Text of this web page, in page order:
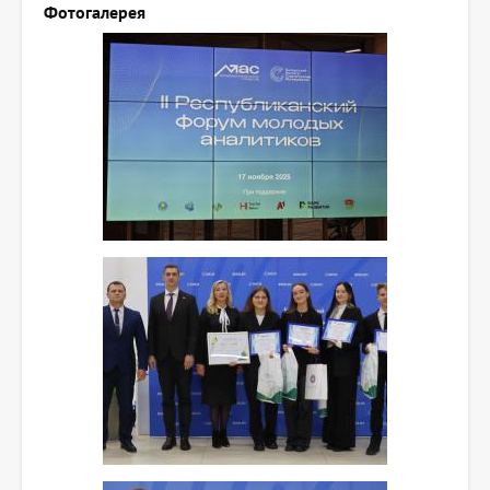
Фотогалерея